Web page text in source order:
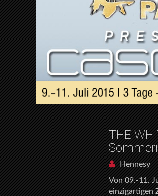
THE
Hennesy
Von 09.-11.
einzigartigen